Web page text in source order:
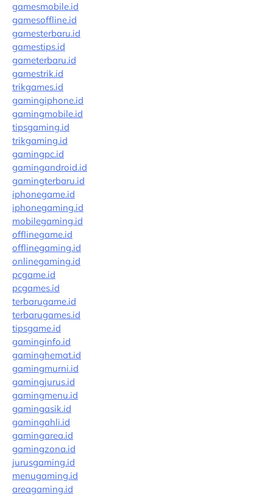
gamesmobile.id
gamesoffline.id
gamesterbaru.id
gamestips.id
gameterbaru.id
gamestrik.id
trikgames.id
gamingiphone.id
gamingmobile.id
tipsgaming.id
trikgaming.id
gamingpc.id
gamingandroid.id
gamingterbaru.id
iphonegame.id
iphonegaming.id
mobilegaming.id
offlinegame.id
offlinegaming.id
onlinegaming.id
pcgame.id
pcgames.id
terbarugame.id
terbarugames.id
tipsgame.id
gaminginfo.id
gaminghemat.id
gamingmurni.id
gamingjurus.id
gamingmenu.id
gamingasik.id
gamingahli.id
gamingarea.id
gamingzona.id
jurusgaming.id
menugaming.id
areagaming.id